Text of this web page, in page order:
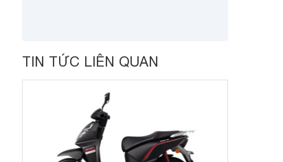
TIN TỨC LIÊN QUAN